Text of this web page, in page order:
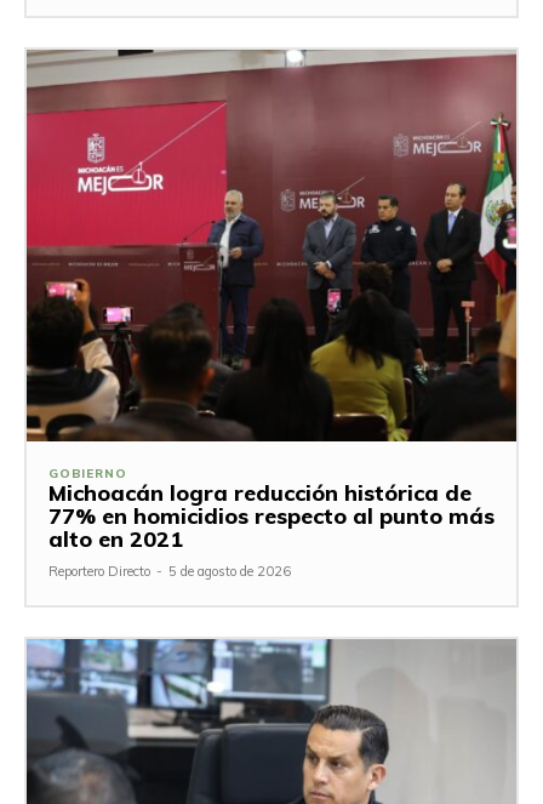
GOBIERNO
Michoacán logra reducción histórica de
77% en homicidios respecto al punto más
alto en 2021
Reportero Directo - 5 de agosto de 2026